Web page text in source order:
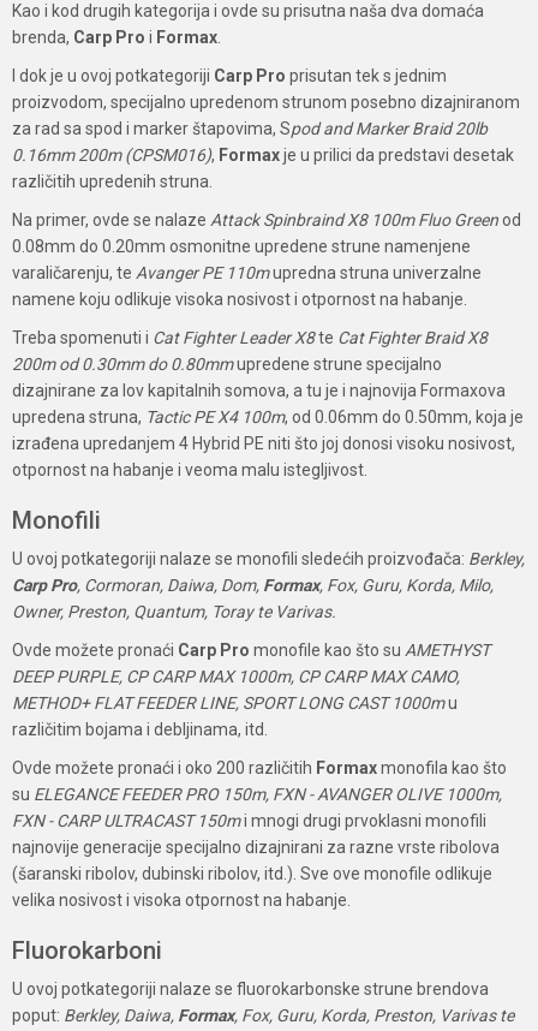
Kao i kod drugih kategorija i ovde su prisutna naša dva domaća
brenda, Carp Pro i Formax
I dok je u ovoj potkategoriji Carp Pro prisutan tek s jednim
proizvodom, specijalno upredenom strunom posebno dizajniranom
za rad sa spod i marker štapovima, Spod and Marker Braid 20lb
0.16mm 200m (CPSM016), Formaxje u prilici da predstavi desetak
različitih upredenih struna.
Na primer, ovde se nalaze Attack Spinbraind X8 100m Fluo Greenod
0.08mm do 0.20mm osmonitne upredene strune namenjene
varaličarenju, te Avanger PE 110mupredna struna univerzalne
namene koju odlikuje visoka nosivost i otpornost na habanje.
Treba spomenuti i Cat Fighter Leader X8te Cat Fighter Braid X8
200m od 0.30mm do 0.80mmupredene strune specijalno
dizajnirane za lov kapitalnih somova, a tu je i najnovija Formaxova
upredena struna, Tactic PE X4 100m, od 0.06mm do 0.50mm, koja je
izrađena upredanjem 4 Hybrid PE niti što joj donosi visoku nosivost,
otpornost na habanje i veoma malu istegljivost.
Monofili
U ovoj potkategoriji nalaze se monofili sledećih proizvođača: Berkley,
Carp Pro, Cormoran, Daiwa, Dom, Formax, Fox, Guru, Korda, Milo,
Owner, Preston, Quantum, Toray te Varivas.
Ovde možete pronaći Carp Pro monofile kao što su AMETHYST
DEEP PURPLE, CP CARP MAX 1000m, CP CARP MAX CAMO,
METHOD+ FLAT FEEDER LINE, SPORT LONG CAST 1000mu
različitim bojama i debljinama, itd.
Ovde možete pronaći i oko 200 različitih Formaxmonofila kao što
su ELEGANCE FEEDER PRO 150m, FXN - AVANGER OLIVE 1000m,
FXN - CARP ULTRACAST 150mi mnogi drugi prvoklasni monofili
najnovije generacije specijalno dizajnirani za razne vrste ribolova
(šaranski ribolov, dubinski ribolov, itd.). Sve ove monofile odlikuje
velika nosivost i visoka otpornost na habanje.
Fluorokarboni
U ovoj potkategoriji nalaze se fluorokarbonske strune brendova
poput: Berkley, Daiwa, Formax, Fox, Guru, Korda, Preston, Varivas te